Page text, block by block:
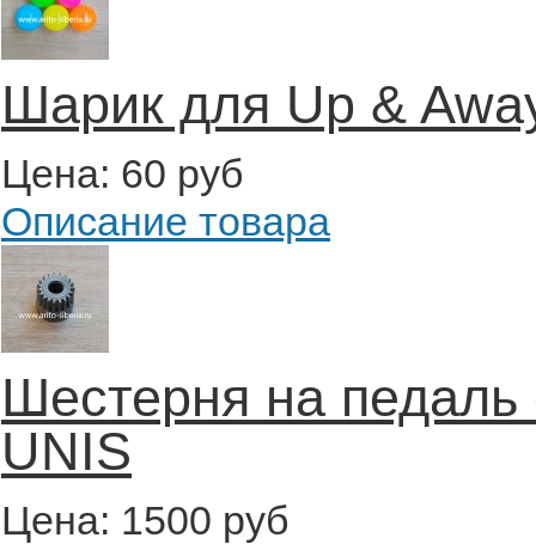
Шарик для Up &
Цена: 60 руб
Описание товара
Шестерня на педаль
UNIS
Цена: 1500 руб